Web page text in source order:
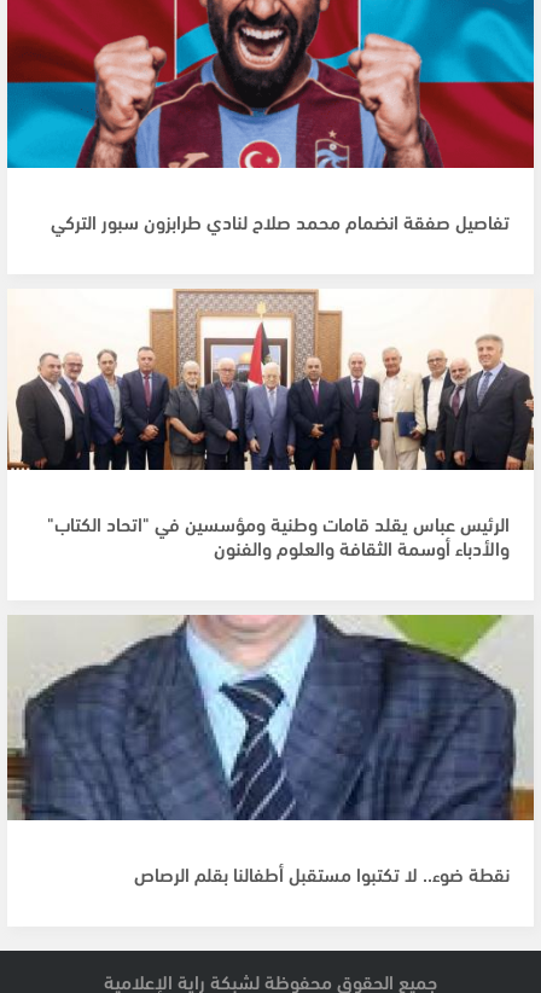
تفاصيل صفقة انضمام محمد صلاح لنادي طرابزون سبور التركي
الرئيس عباس يقلد قامات وطنية ومؤسسين في "اتحاد الكتاب"
والأدباء أوسمة الثقافة والعلوم والفنون
نقطة ضوء.. لا تكتبوا مستقبل أطفالنا بقلم الرصاص
جميع الحقوق محفوظة لشبكة راية الإعلامية